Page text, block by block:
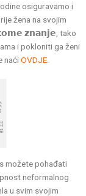
osiguravamo i
žena na svojim
𝘇𝗻𝗮𝗻𝗷𝗲, tako
i pokloniti ga ženi
naćiOVDJE.
možete pohađati
neformalnog
u svim svojim